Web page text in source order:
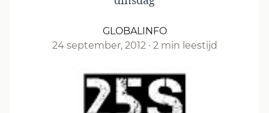
GLOBALINFO
24 september, 2012 · 2 min leestijd